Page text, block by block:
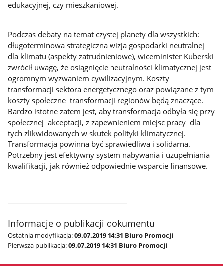
edukacyjnej, czy mieszkaniowej.
Podczas debaty na temat czystej planety dla wszystkich:
długoterminowa strategiczna wizja gospodarki neutralnej
dla klimatu (aspekty zatrudnieniowe), wiceminister Kuberski
zwrócił uwagę, że osiągnięcie neutralności klimatycznej jest
ogromnym wyzwaniem cywilizacyjnym. Koszty
transformacji sektora energetycznego oraz powiązane z tym
koszty społeczne transformacji regionów będą znaczące.
Bardzo istotne zatem jest, aby transformacja odbyła się przy
społecznej akceptacji, z zapewnieniem miejsc pracy dla
tych zlikwidowanych w skutek polityki klimatycznej.
Transformacja powinna być sprawiedliwa i solidarna.
Potrzebny jest efektywny system nabywania i uzupełniania
kwalifikacji, jak również odpowiednie wsparcie finansowe.
Informacje o publikacji dokumentu
Ostatnia modyfikacja:09.07.2019 14:31 Biuro Promocji
Pierwsza publikacja:09.07.2019 14:31 Biuro Promocji